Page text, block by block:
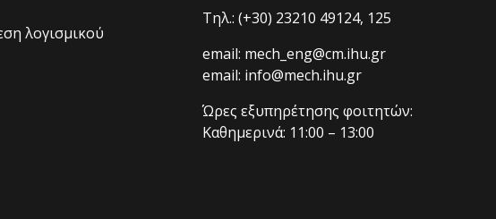
λογισμικού
Τηλ.: (+30) 23210 49124, 125
email: mech_eng@cm.ihu.gr
email: info@mech.ihu.gr
Ώρες εξυπηρέτησης φοιτητών:
Καθημερινά: 11:00 – 13:00